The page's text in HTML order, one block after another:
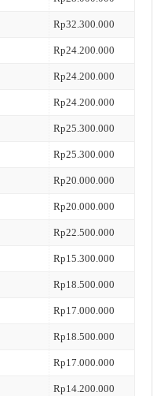
Rp32.300.000
Rp24.200.000
Rp24.200.000
Rp24.200.000
Rp25.300.000
Rp25.300.000
Rp20.000.000
Rp20.000.000
Rp22.500.000
Rp15.300.000
Rp18.500.000
Rp17.000.000
Rp18.500.000
Rp17.000.000
Rp14.200.000